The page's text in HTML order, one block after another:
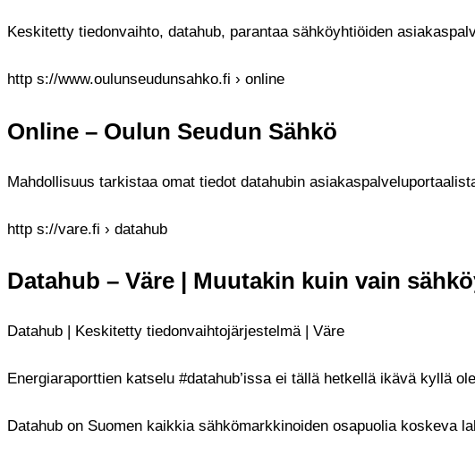
Keskitetty tiedonvaihto, datahub, parantaa sähköyhtiöiden
http s://www.oulunseudunsahko.fi › online
Online – Oulun Seudun Sähkö
Mahdollisuus tarkistaa omat tiedot datahubin
http s://vare.fi › datahub
Datahub – Väre | Muutakin kuin vain
Datahub | Keskitetty tiedonvaihtojärjestelmä | Väre
Energiaraporttien katselu #datahub’issa ei tällä hetkellä ikävä kyllä
Datahub on Suomen kaikkia sähkömarkkinoiden osapuolia koskeva